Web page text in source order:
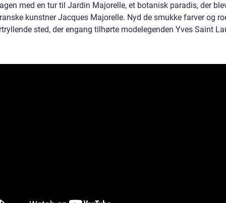
med en tur til Jardin Majorelle, et botanisk paradis, der
kunstner Jacques Majorelle. Nyd de smukke farver og
sted, der engang tilhørte modelegenden Yves Saint